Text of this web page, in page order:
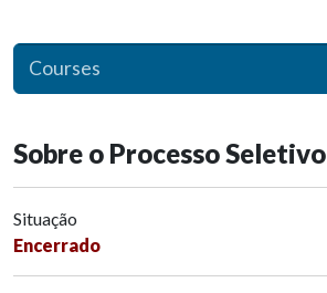
Courses
Sobre o Processo Seletivo
Situação
Encerrado